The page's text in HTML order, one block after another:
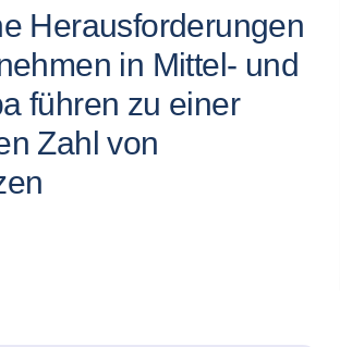
Herausforderungen
in Mittel- und
führen zu einer
Zahl von